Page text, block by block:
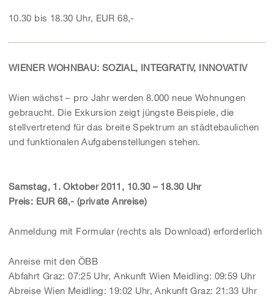
10.30 bis 18.30 Uhr, EUR 68,-
WIENER WOHNBAU: SOZIAL, INTEGRATIV, INNOVATIV
Wien wächst – pro Jahr werden 8.000 neue Wohnungen
gebraucht. Die Exkursion zeigt jüngste Beispiele, die
stellvertretend für das breite Spektrum an städtebaulichen
und funktionalen Aufgabenstellungen stehen.
Samstag, 1. Oktober 2011, 10.30 – 18.30 Uhr
Preis: EUR 68,- (private Anreise)
Anmeldung mit Formular (rechts als Download) erforderlich
Anreise mit den ÖBB
Abfahrt Graz: 07:25 Uhr, Ankunft Wien Meidling: 09:59 Uhr
Abreise Wien Meidling: 19:02 Uhr, Ankunft Graz: 21:33 Uhr